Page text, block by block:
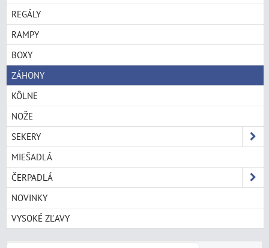
REGÁLY
RAMPY
BOXY
ZÁHONY
KÔLNE
NOŽE
SEKERY
MIEŠADLÁ
ČERPADLÁ
NOVINKY
VYSOKÉ ZĽAVY